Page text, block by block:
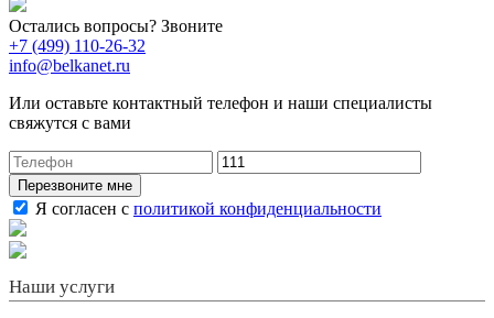
Остались вопросы? Звоните
+7 (499) 110-26-32
info@belkanet.ru
Или оставьте контактный телефон и наши специалисты
свяжутся с вами
Перезвоните мне
Я согласен с политикой конфиденциальности
Наши услуги